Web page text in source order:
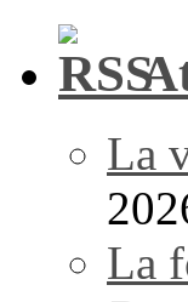
La
La